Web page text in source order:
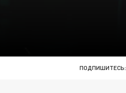
ПОДПИШИТЕСЬ: